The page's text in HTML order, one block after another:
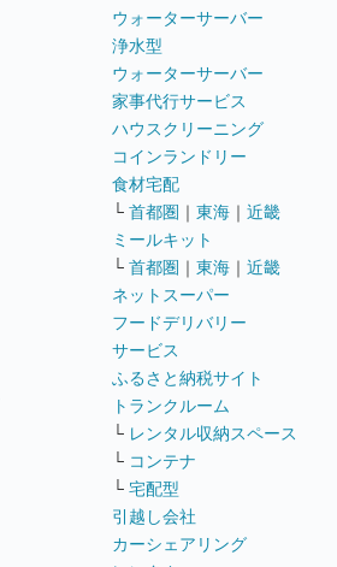
ウォーターサーバー
浄水型
ウォーターサーバー
家事代行サービス
ハウスクリーニング
コインランドリー
食材宅配
└ 首都圏 ｜ 東海 ｜ 近畿
ミールキット
└ 首都圏 ｜ 東海 ｜ 近畿
ネットスーパー
フードデリバリー
サービス
ふるさと納税サイト
トランクルーム
└ レンタル収納スペース
└ コンテナ
└ 宅配型
引越し会社
カーシェアリング